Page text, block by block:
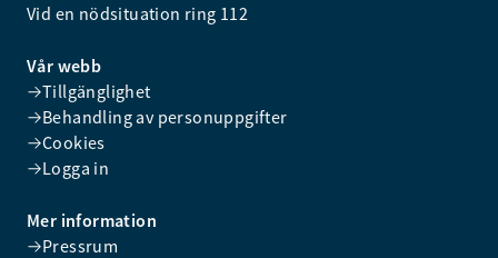
Vid en nödsituation ring 112
Vår webb
Tillgänglighet
Behandling av personuppgifter
Cookies
Logga in
Mer information
Pressrum